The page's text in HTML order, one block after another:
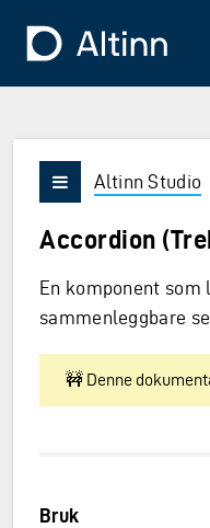
og Enter for å velge
Vis/skjul meny
Altinn Studio
Accordion
En komponent som
sammenleggbare
🚧 Denne
Bruk